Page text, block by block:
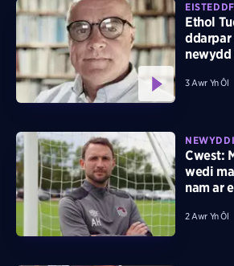
Ethol
ddarpar
newydd
3 Awr Yn Ôl
Cwest:
wedi
nam ar
2 Awr Yn Ôl